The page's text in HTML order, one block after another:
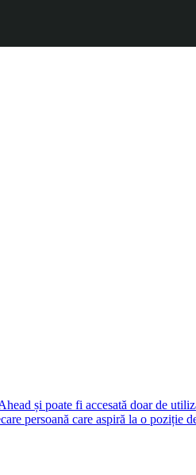
și poate fi accesată doar de
persoană care aspiră la o poziție